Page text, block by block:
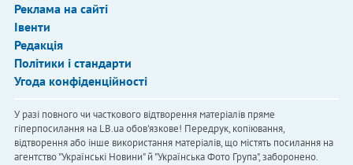
Реклама на сайті
Івенти
Редакція
Політики і стандарти
Угода конфіденційності
У разі повного чи часткового відтворення матеріалів пряме
гіперпосилання на LB.ua обов'язкове! Передрук, копіювання,
відтворення або інше використання матеріалів, що містять посилання на
агентство "Українськi Новини" й "Українська Фото Група", заборонено.